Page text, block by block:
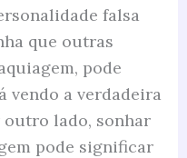
falsa
que outras
pode
vendo a verdadeira
outro lado, sonhar
pode significar